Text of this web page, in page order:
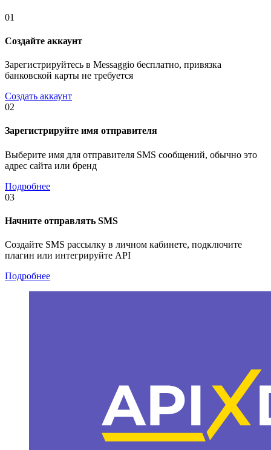
01
Создайте аккаунт
Зарегистрируйтесь в Messaggio бесплатно, привязка
банковской карты не требуется
Создать аккаунт
02
Зарегистрируйте имя отправителя
Выберите имя для отправителя SMS сообщений, обычно это
адрес сайта или бренд
Подробнее
03
Начните отправлять SMS
Создайте SMS рассылку в личном кабинете, подключите
плагин или интегрируйте API
Подробнее